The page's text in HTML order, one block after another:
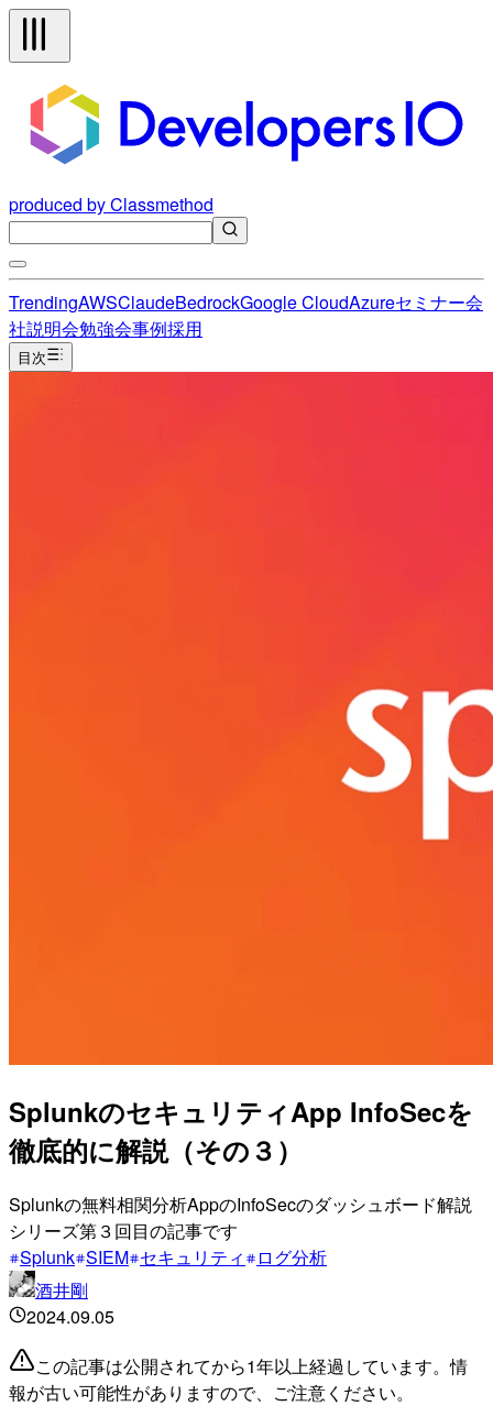
produced by Classmethod
TrendingAWSClaudeBedrockGoogle CloudAzureセミナー会
社説明会勉強会事例採用
目次
SplunkのセキュリティApp InfoSecを
徹底的に解説（その３）
Splunkの無料相関分析AppのInfoSecのダッシュボード解説
シリーズ第３回目の記事です
Splunk SIEM セキュリティ
ログ分析
酒井剛
2024.09.05
この記事は公開されてから1年以上経過しています。情
報が古い可能性がありますので、ご注意ください。